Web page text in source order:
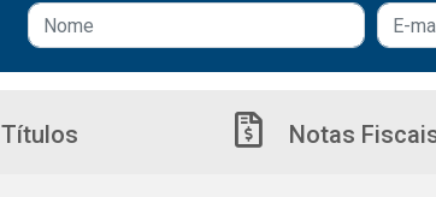
Títulos Notas